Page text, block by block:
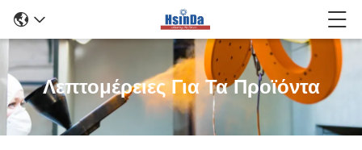
Λεπτομέρειες Για Τα Προϊόντα